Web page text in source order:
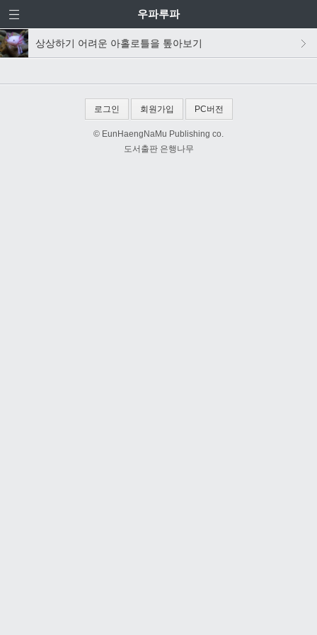
우파루파
상상하기 어려운 아홀로틀을 톺아보기
로그인 회원가입 PC버전
© EunHaengNaMu Publishing co.
도서출판 은행나무